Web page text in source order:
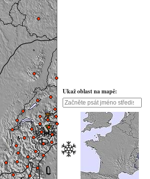
Ukaž oblast na mapě: